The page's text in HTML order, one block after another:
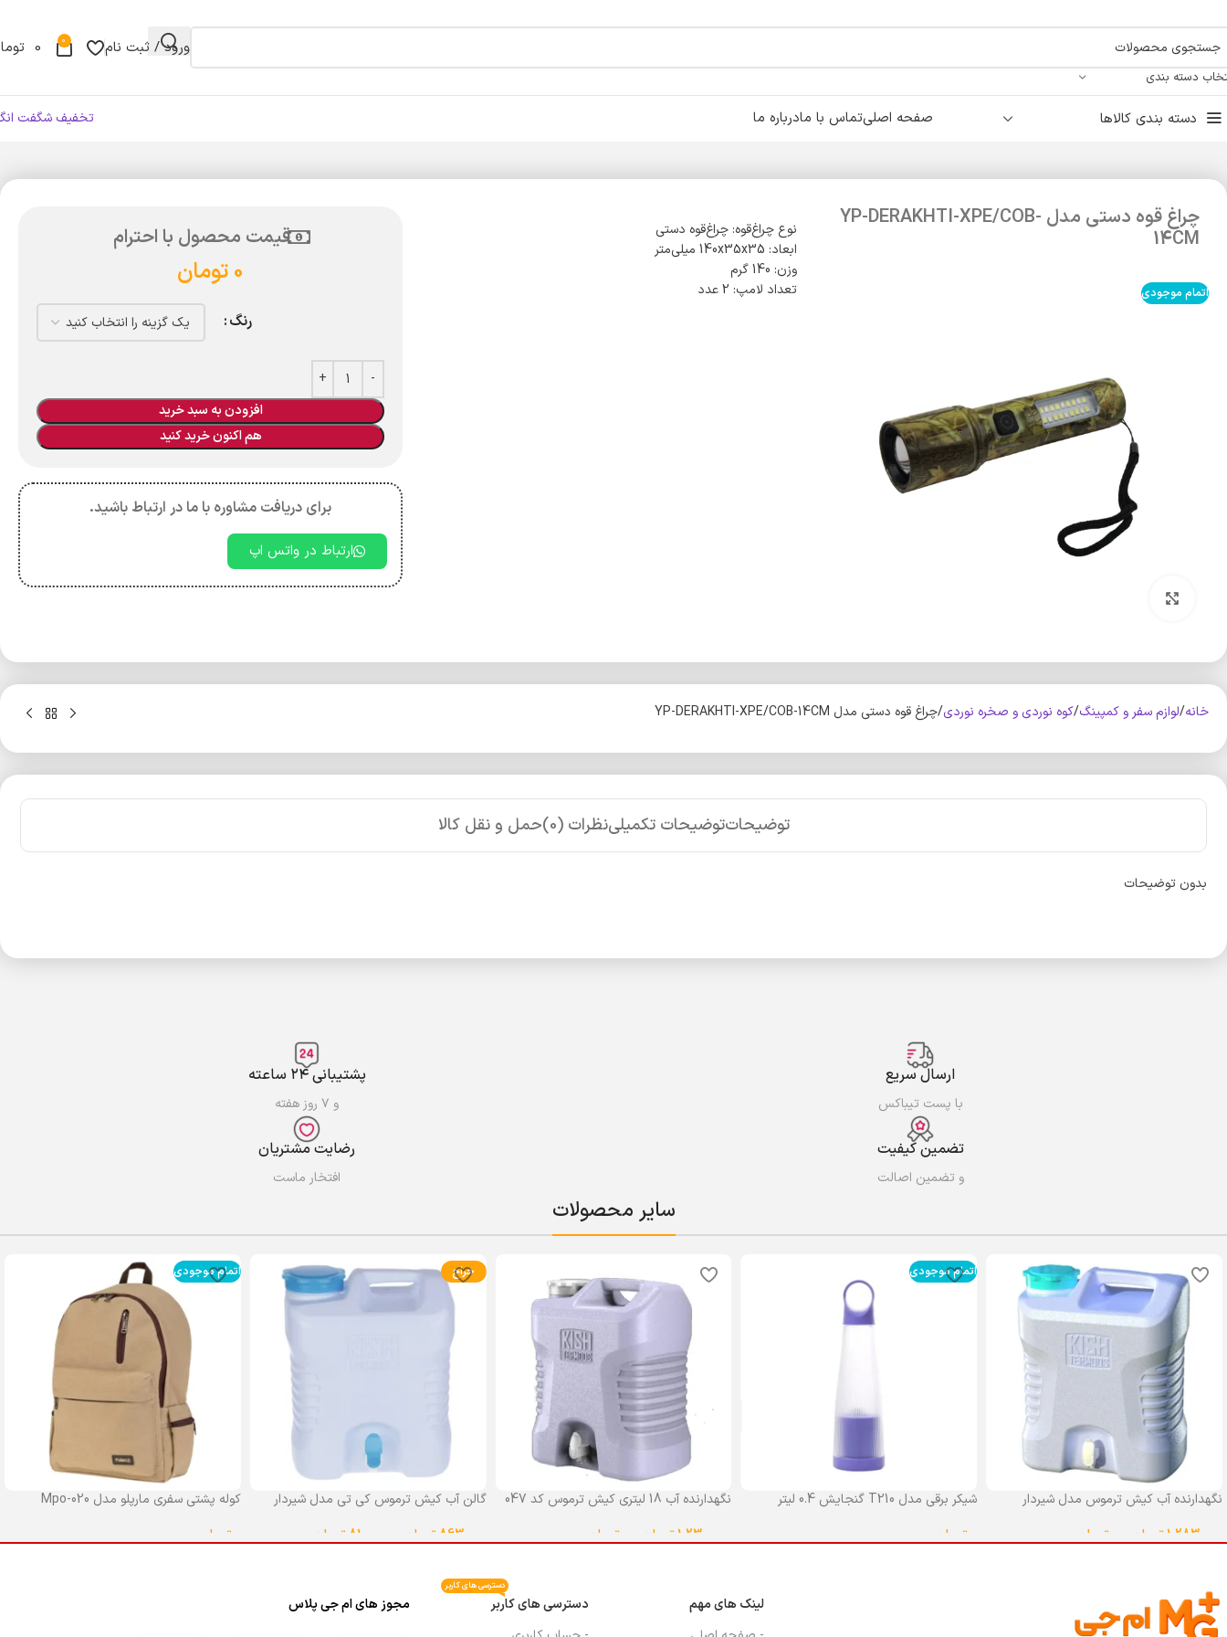
دسته بندی
ورود / ثبت نام 0
0
دسته بندی کالاها صفحه اصلیتماس با مادرباره ما تخفیف شگفت
چراغ قوه دستی مدل YP-DERAKHTI-XPE/COB-
14CM
اتمام موجودی
نوع چراغ‌قوه: چراغ‌قوه دستی
ابعاد: 140x35x35 میلی‌متر
وزن: 140 گرم
تعداد لامپ: 2 عدد
قیمت محصول با احترام
0تومان
رنگ
افزودن به سبد خرید
هم اکنون خرید کنید
برای دریافت مشاوره با ما در ارتباط باشید.
ارتباط در واتس اپ
خانه لوازم سفر و کمپینگ کوه‌ نوردی و صخره نوردی چراغ قوه دستی مدل YP-DERAKHTI-XPE/COB-14CM
توضیحاتتوضیحات تکمیلینظرات (0) حمل و نقل کالا
بدون توضیحات
ارسال سریع
با پست تیباکس
پشتیبانی ۲۴ ساعته
و ۷ روز هفته
تضمین کیفیت
و تضمین اصالت
رضایت مشتریان
افتخار ماست
سایر محصولات
نگهدارنده آب کیش ترموس مدل شیردار
1,283,000تومان تومان
اتمام موجودی
شیکر برقی مدل T210 گنجایش 0.4 لیتر
تومان
نگهدارنده آب 18 لیتری کیش ترموس کد 047
1,230,000تومان تومان
حراج
گالن آب کیش ترموس کی تی مدل شیردار
863,000 تومان 810,000 تومان
اتمام موجودی
کوله پشتی سفری مارپلو مدل Mpo-020
تومان
لینک های مهم
دسترسی های کاربر
دسترسی های کاربر
مجوز های ام جی پلاس